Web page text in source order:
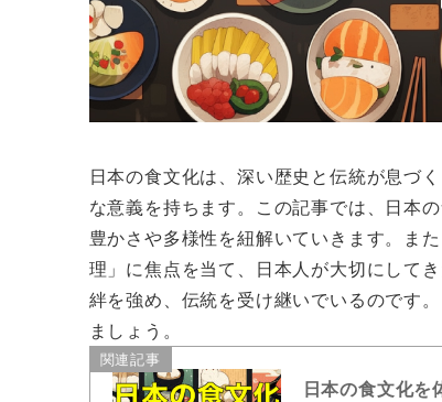
日本の食文化は、深い歴史と伝統が息づ
な意義を持ちます。この記事では、日本
豊かさや多様性を紐解いていきます。ま
理」に焦点を当て、日本人が大切にして
絆を強め、伝統を受け継いでいるのです
ましょう。
関連記事
日本の食文化を